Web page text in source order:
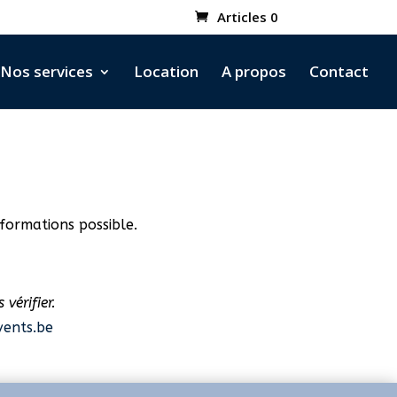
Articles 0
Nos services Location A propos Contact
possible.
vérifier.